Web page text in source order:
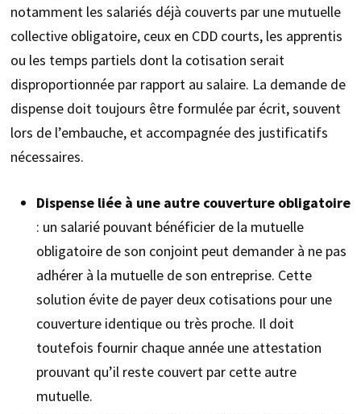
notamment les salariés déjà couverts par une mutuelle
collective obligatoire, ceux en CDD courts, les apprentis
ou les temps partiels dont la cotisation serait
disproportionnée par rapport au salaire. La demande de
dispense doit toujours être formulée par écrit, souvent
lors de l’embauche, et accompagnée des justificatifs
nécessaires.
Dispense liée à une autre couverture obligatoire
: un salarié pouvant bénéficier de la mutuelle
obligatoire de son conjoint peut demander à ne pas
adhérer à la mutuelle de son entreprise. Cette
solution évite de payer deux cotisations pour une
couverture identique ou très proche. Il doit
toutefois fournir chaque année une attestation
prouvant qu’il reste couvert par cette autre
mutuelle.